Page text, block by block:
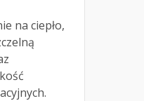
na ciepło,